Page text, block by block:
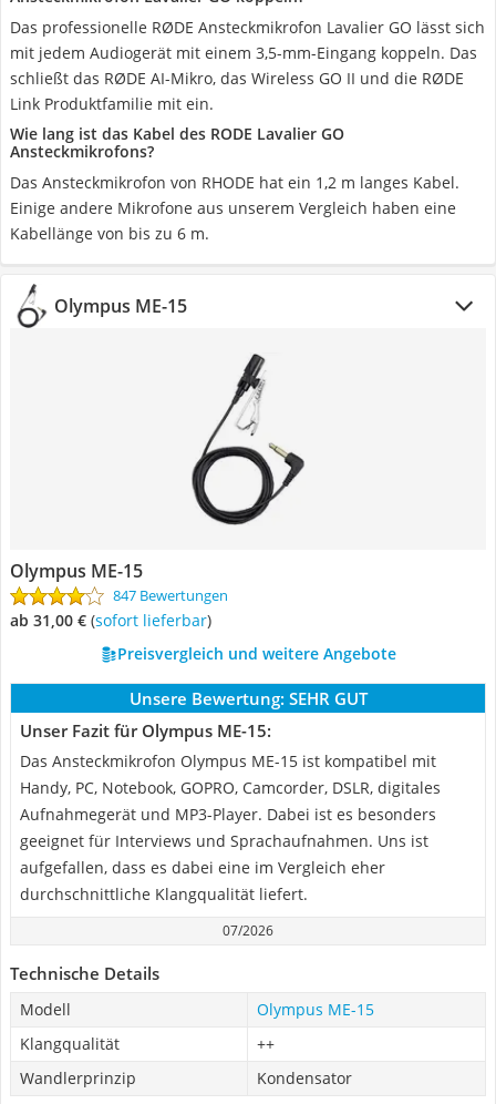
Das professionelle RØDE Ansteckmikrofon Lavalier GO lässt sich
mit jedem Audiogerät mit einem 3,5-mm-Eingang koppeln. Das
schließt das RØDE AI-Mikro, das Wireless GO II und die RØDE
Link Produktfamilie mit ein.
Wie lang ist das Kabel des RODE Lavalier GO
Ansteckmikrofons?
Das Ansteckmikrofon von RHODE hat ein 1,2 m langes Kabel.
Einige andere Mikrofone aus unserem Vergleich haben eine
Kabellänge von bis zu 6 m.
Olympus ME-15
Olympus ME-15
847 Bewertungen
ab 31,00 € ( Sofort lieferbar)
Preisvergleich und weitere Angebote
Unsere Bewertung: SEHR GUT
Unser Fazit für Olympus ME-15:
Das Ansteckmikrofon Olympus ME-15 ist kompatibel mit
Handy, PC, Notebook, GOPRO, Camcorder, DSLR, digitales
Aufnahmegerät und MP3-Player. Dabei ist es besonders
geeignet für Interviews und Sprachaufnahmen. Uns ist
aufgefallen, dass es dabei eine im Vergleich eher
durchschnittliche Klangqualität liefert.
07/2026
Technische Details
Modell
Olympus ME-15
Klangqualität
++
Wandlerprinzip
Kondensator